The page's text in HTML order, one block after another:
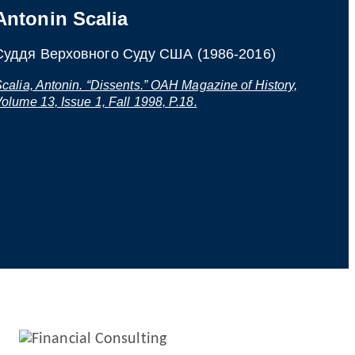
Scalia
Верховного Суду США (1986-2016)
Antonin. “Dissents.” OAH Magazine of History,
13, Issue 1, Fall 1998, P.18.